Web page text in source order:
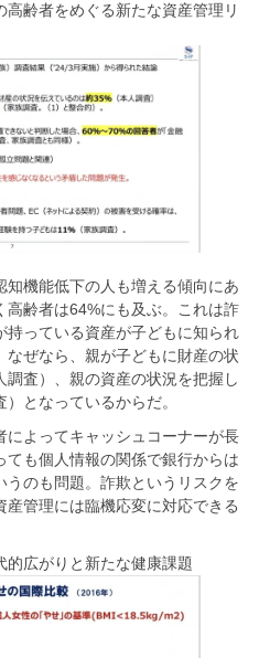
齢者をめぐる新たな資産管理リ
知機能低下の人も増える傾向にあ
高齢者は64%にも及ぶ。これは詐
っている資産が子どもに知られ
ぜなら、親が子どもに財産の状
査）、親の資産の状況を把握し
となっているからだ。
よってキャッシュコーナーが長
も個人情報の関係で銀行からは
のも問題。詐欺というリスクを
管理には臨機応変に対応できる
広がりと新たな健康課題